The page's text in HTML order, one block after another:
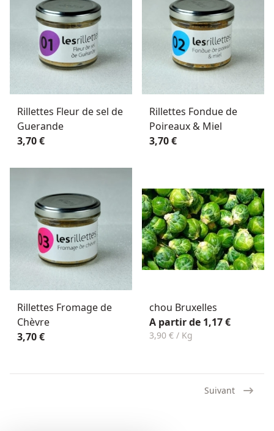
Rillettes Fleur de sel de
Guerande
3,70 €
Rillettes Fondue de
Poireaux & Miel
3,70 €
Rillettes Fromage de
Chèvre
3,70 €
chou Bruxelles
A partir de 1,17 €
3,90 € / Kg
Suivant